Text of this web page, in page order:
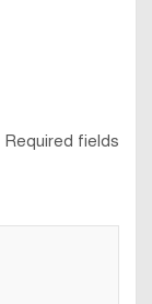
Required fields